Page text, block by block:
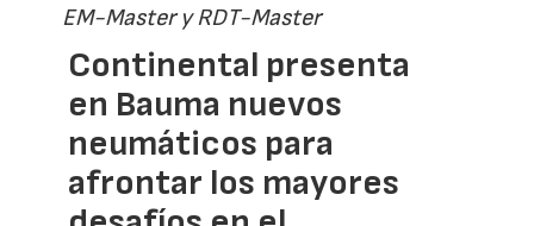
EM-Master y RDT-Master
Continental presenta
en Bauma nuevos
neumáticos para
afrontar los mayores